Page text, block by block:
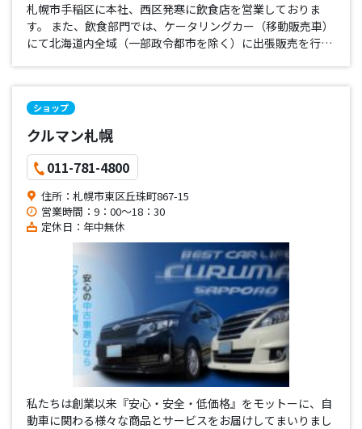
札幌市手稲区に本社、西区発寒に飲食店を営業しておりま
す。 また、飲食部門では、ケータリングカー（移動販売車）
にて北海道内全域（一部政令都市を除く）に出張販売を行っ
ショップ
クルマン札幌
011-781-4800
住所：札幌市東区丘珠町867-15
営業時間：9：00～18：30
定休日：年中無休
私たちは創業以来『安心・安全・低価格』をモットーに、自
動車に関わる様々な商品とサービスをお届けしてまいりまし